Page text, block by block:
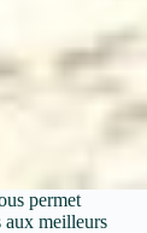
permet
aux meilleurs